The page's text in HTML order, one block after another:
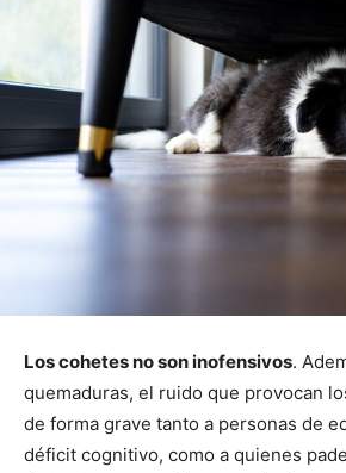
Los cohetes no son inofensivos.
quemaduras, el ruido que provocan
de forma grave tanto a personas de
déficit cognitivo, como a quienes